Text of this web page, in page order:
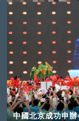
中國北京成功申